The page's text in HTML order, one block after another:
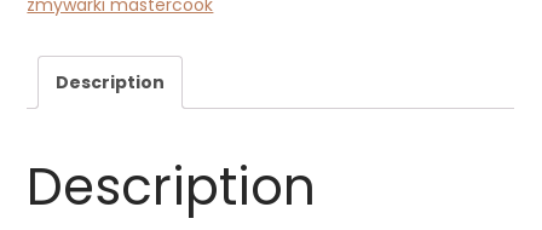
Description
Description